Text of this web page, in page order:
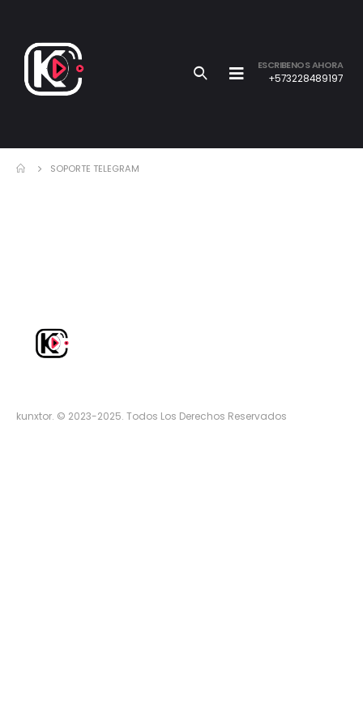
ESCRIBENOS AHORA
+573228489197
SOPORTE TELEGRAM
kunxtor. © 2023-2025. Todos Los Derechos Reservados